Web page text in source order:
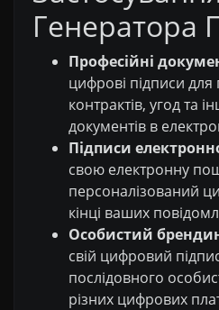
Генератора
Професійні
цифрові підписи для
контрактів, угод та
документів в
Підписи
свою електронну
персоналізований
кінці ваших
Особистий
свій цифровий
послідовного
різних цифрових